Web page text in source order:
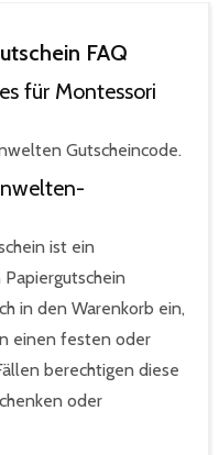
FAQ
für Montessori
Gutscheincode.
ist ein
in den Warenkorb ein,
einen festen oder
berechtigen diese
oder